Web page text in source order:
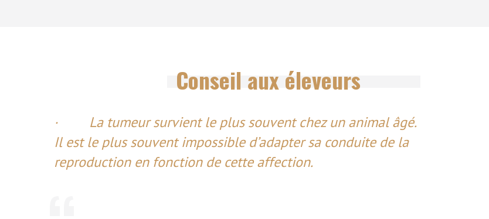
Conseil aux éleveurs
· La tumeur survient le plus souvent chez un animal âgé.
Il est le plus souvent impossible d’adapter sa conduite de la
reproduction en fonction de cette affection.